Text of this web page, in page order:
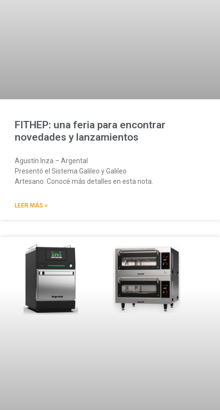
FITHEP: una feria para encontrar
novedades y lanzamientos
Agustín Inza – Argental
Presentó el Sistema Galileo y Galileo
Artesano. Conocé más detalles en esta nota.
LEER MÁS »